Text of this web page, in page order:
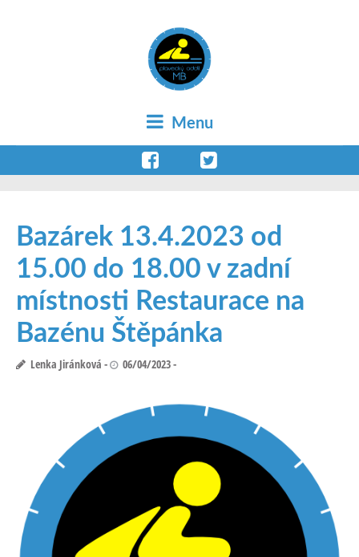
Menu
Bazárek 13.4.2023 od
15.00 do 18.00 v zadní
místnosti Restaurace na
Bazénu Štěpánka
Lenka Jiránková 06/04/2023